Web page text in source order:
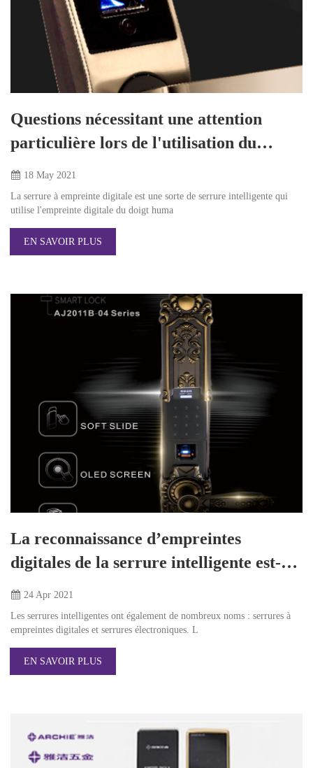
Questions nécessitant une attention
particulière lors de l'utilisation du
verrouillage automatique par empreinte
digitale.
18 May 2021
La serrure à empreinte digitale est une sorte de serrure intelligente qui
utilise l'empreinte digitale du doigt huma
EN SAVOIR PLUS
La reconnaissance d’empreintes
digitales de la serrure intelligente est-
elle fiable ?
24 Apr 2021
Les serrures intelligentes ont également de nombreux noms : serrures à
empreintes digitales et serrures électroniques. L
EN SAVOIR PLUS